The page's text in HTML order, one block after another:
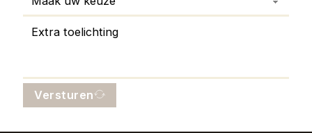
Versturen